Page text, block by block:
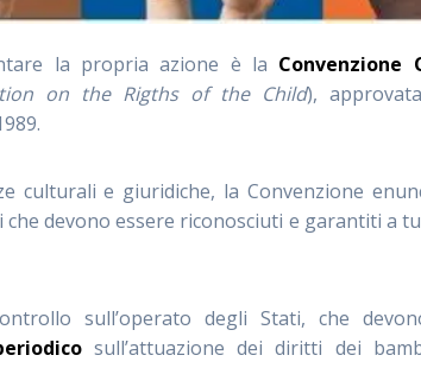
la propria azione è la Convenzione
on the Rigths of the Child),
culturali e giuridiche, la Convenzione
devono essere riconosciuti e garantiti a
sull’operato degli Stati, che
sull’attuazione dei diritti dei